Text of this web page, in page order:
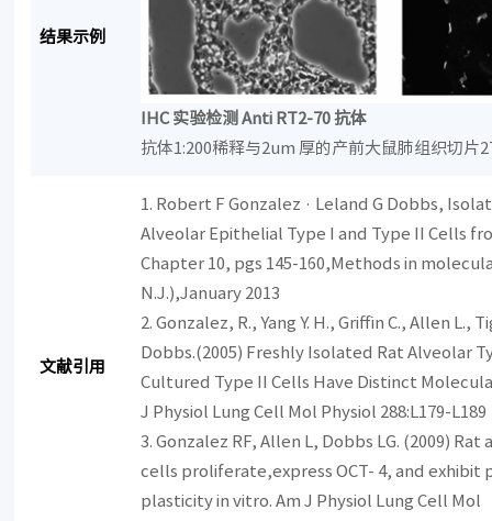
结果示例
IHC 实验检测 Anti RT2-70抗体
抗体1:200稀释与2um 厚的产前大鼠肺组织切片
文献引用
1. Robert F Gonzalez · Leland G Dobbs,
Alveolar Epithelial Type I and Type II Cells
Chapter 10, pgs 145-160,Methods in
N.J.),January 2013
2. Gonzalez, R., Yang Y. H., Griffin C., Allen L.,
Dobbs.(2005) Freshly Isolated Rat Alveolar
Cultured Type II Cells Have Distinct
J Physiol Lung Cell Mol Physiol 288:L179-L189
3. Gonzalez RF, Allen L, Dobbs LG. (2009)
cells proliferate,express OCT- 4, and exhibit
plasticity in vitro. Am J Physiol Lung Cell Mol